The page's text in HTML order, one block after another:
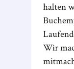
halten
Wir